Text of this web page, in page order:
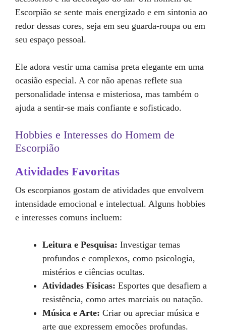
Escorpião se sente mais energizado e em sintonia ao
redor dessas cores, seja em seu guarda-roupa ou em
seu espaço pessoal.
Ele adora vestir uma camisa preta elegante em uma
ocasião especial. A cor não apenas reflete sua
personalidade intensa e misteriosa, mas também o
ajuda a sentir-se mais confiante e sofisticado.
Hobbies e Interesses do Homem de
Escorpião
Atividades Favoritas
Os escorpianos gostam de atividades que envolvem
intensidade emocional e intelectual. Alguns hobbies
e interesses comuns incluem:
Leitura e Pesquisa: Investigar temas
profundos e complexos, como psicologia,
mistérios e ciências ocultas.
Atividades Físicas: Esportes que desafiem a
resistência, como artes marciais ou natação.
Música e Arte: Criar ou apreciar música e
arte que expressem emoções profundas.